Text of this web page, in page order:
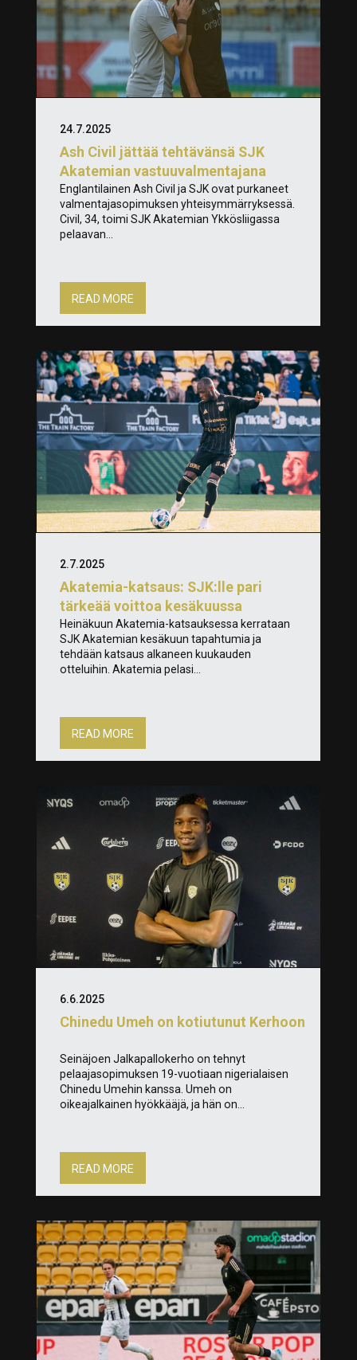
Ash Civil jättää tehtävänsä SJK
Akatemian vastuuvalmentajana
24.7.2025
Englantilainen Ash Civil ja SJK ovat purkaneet
valmentajasopimuksen yhteisymmärryksessä.
Civil, 34, toimi SJK Akatemian Ykkösliigassa
pelaavan...
READ MORE
Akatemia-katsaus: SJK:lle pari
tärkeää voittoa kesäkuussa
2.7.2025
Heinäkuun Akatemia-katsauksessa kerrataan
SJK Akatemian kesäkuun tapahtumia ja
tehdään katsaus alkaneen kuukauden
otteluihin. Akatemia pelasi...
READ MORE
Chinedu Umeh on kotiutunut Kerhoon
6.6.2025
Seinäjoen Jalkapallokerho on tehnyt
pelaajasopimuksen 19-vuotiaan nigerialaisen
Chinedu Umehin kanssa. Umeh on
oikeajalkainen hyökkääjä, ja hän on...
READ MORE